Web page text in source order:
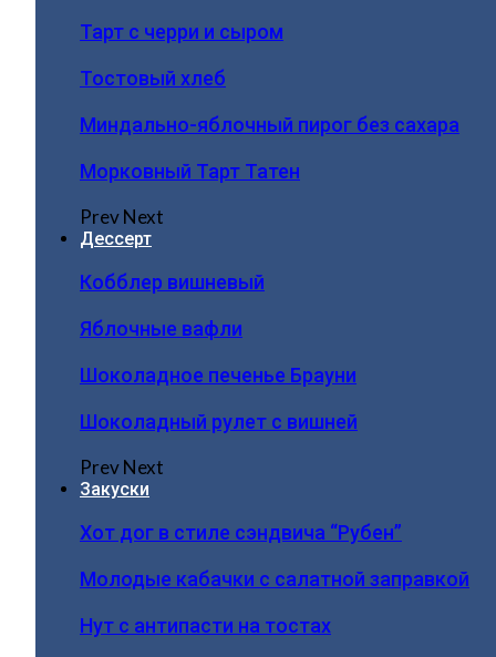
Тарт с черри и сыром
Тостовый хлеб
Миндально-яблочный пирог без сахара
Морковный Тарт Татен
PrevNext
Дессерт
Кобблер вишневый
Яблочные вафли
Шоколадное печенье Брауни
Шоколадный рулет с вишней
PrevNext
Закуски
Хот дог в стиле сэндвича “Рубен”
Молодые кабачки с салатной заправкой
Нут с антипасти на тостах